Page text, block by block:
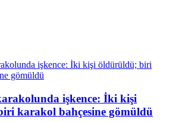
işkence: İki kişi
karakol bahçesine gömüldü